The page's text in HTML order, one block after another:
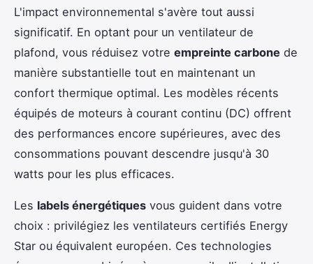
L'impact environnemental s'avère tout aussi
significatif. En optant pour un ventilateur de
plafond, vous réduisez votre empreinte carbone de
manière substantielle tout en maintenant un
confort thermique optimal. Les modèles récents
équipés de moteurs à courant continu (DC) offrent
des performances encore supérieures, avec des
consommations pouvant descendre jusqu'à 30
watts pour les plus efficaces.
Les labels énergétiques vous guident dans votre
choix : privilégiez les ventilateurs certifiés Energy
Star ou équivalent européen. Ces technologies